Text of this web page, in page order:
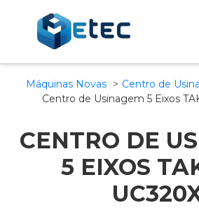
Máquinas Novas Centro de
Centro de Usinagem 5 Eixos
CENTRO DE
5 EIXOS